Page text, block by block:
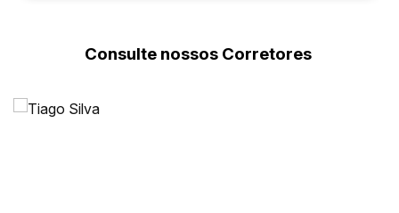
Consulte nossos Corretores